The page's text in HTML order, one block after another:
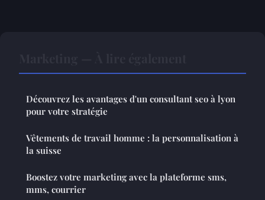
Découvrez les avantages d'un consultant seo à lyon
pour votre stratégie
Vêtements de travail homme : la personnalisation à
la suisse
Boostez votre marketing avec la plateforme sms,
mms, courrier